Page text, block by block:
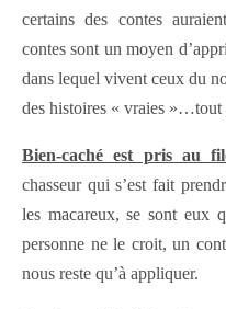
certains des contes
contes sont un moyen
dans lequel vivent ceux du
des histoires « vraies »…tout
Bien-caché est pris au
chasseur qui s’est fait
les macareux, se sont eux
personne ne le croit, un
nous reste qu’à appliquer.